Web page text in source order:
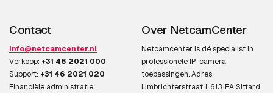
Contact
info@netcamcenter.nl
Verkoop: +31 46 2021 000
Support: +31 46 2021 020
Financiële administratie:
Over NetcamCenter
Netcamcenter is dé specialist in
professionele IP-camera
toepassingen. Adres:
Limbrichterstraat 1, 6131EA Sittard,